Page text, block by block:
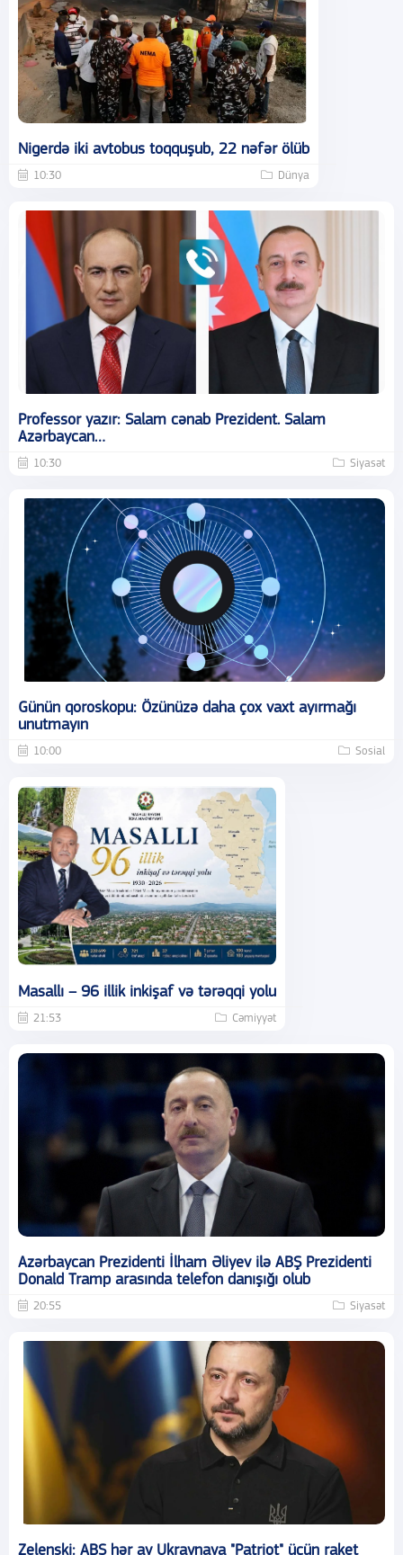
Nigerdə iki avtobus toqquşub, 22 nəfər ölüb
10:30 Dünya
Professor yazır: Salam cənab Prezident. Salam
Azərbaycan…
10:30 Siyasət
Günün qoroskopu: Özünüzə daha çox vaxt ayırmağı
unutmayın
10:00 Sosial
Masallı – 96 illik inkişaf və tərəqqi yolu
21:53 Cəmiyyət
Azərbaycan Prezidenti İlham Əliyev ilə ABŞ Prezidenti
Donald Tramp arasında telefon danışığı olub
20:55 Siyasət
Zelenski: ABŞ hər ay Ukraynaya "Patriot" üçün raket